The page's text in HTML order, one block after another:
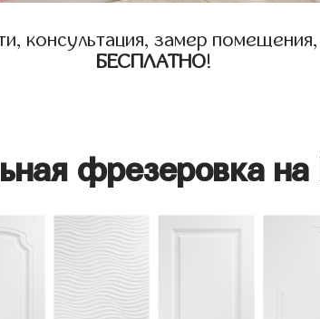
консультация, замер помещения,
БЕСПЛАТНО!
фрезеровка